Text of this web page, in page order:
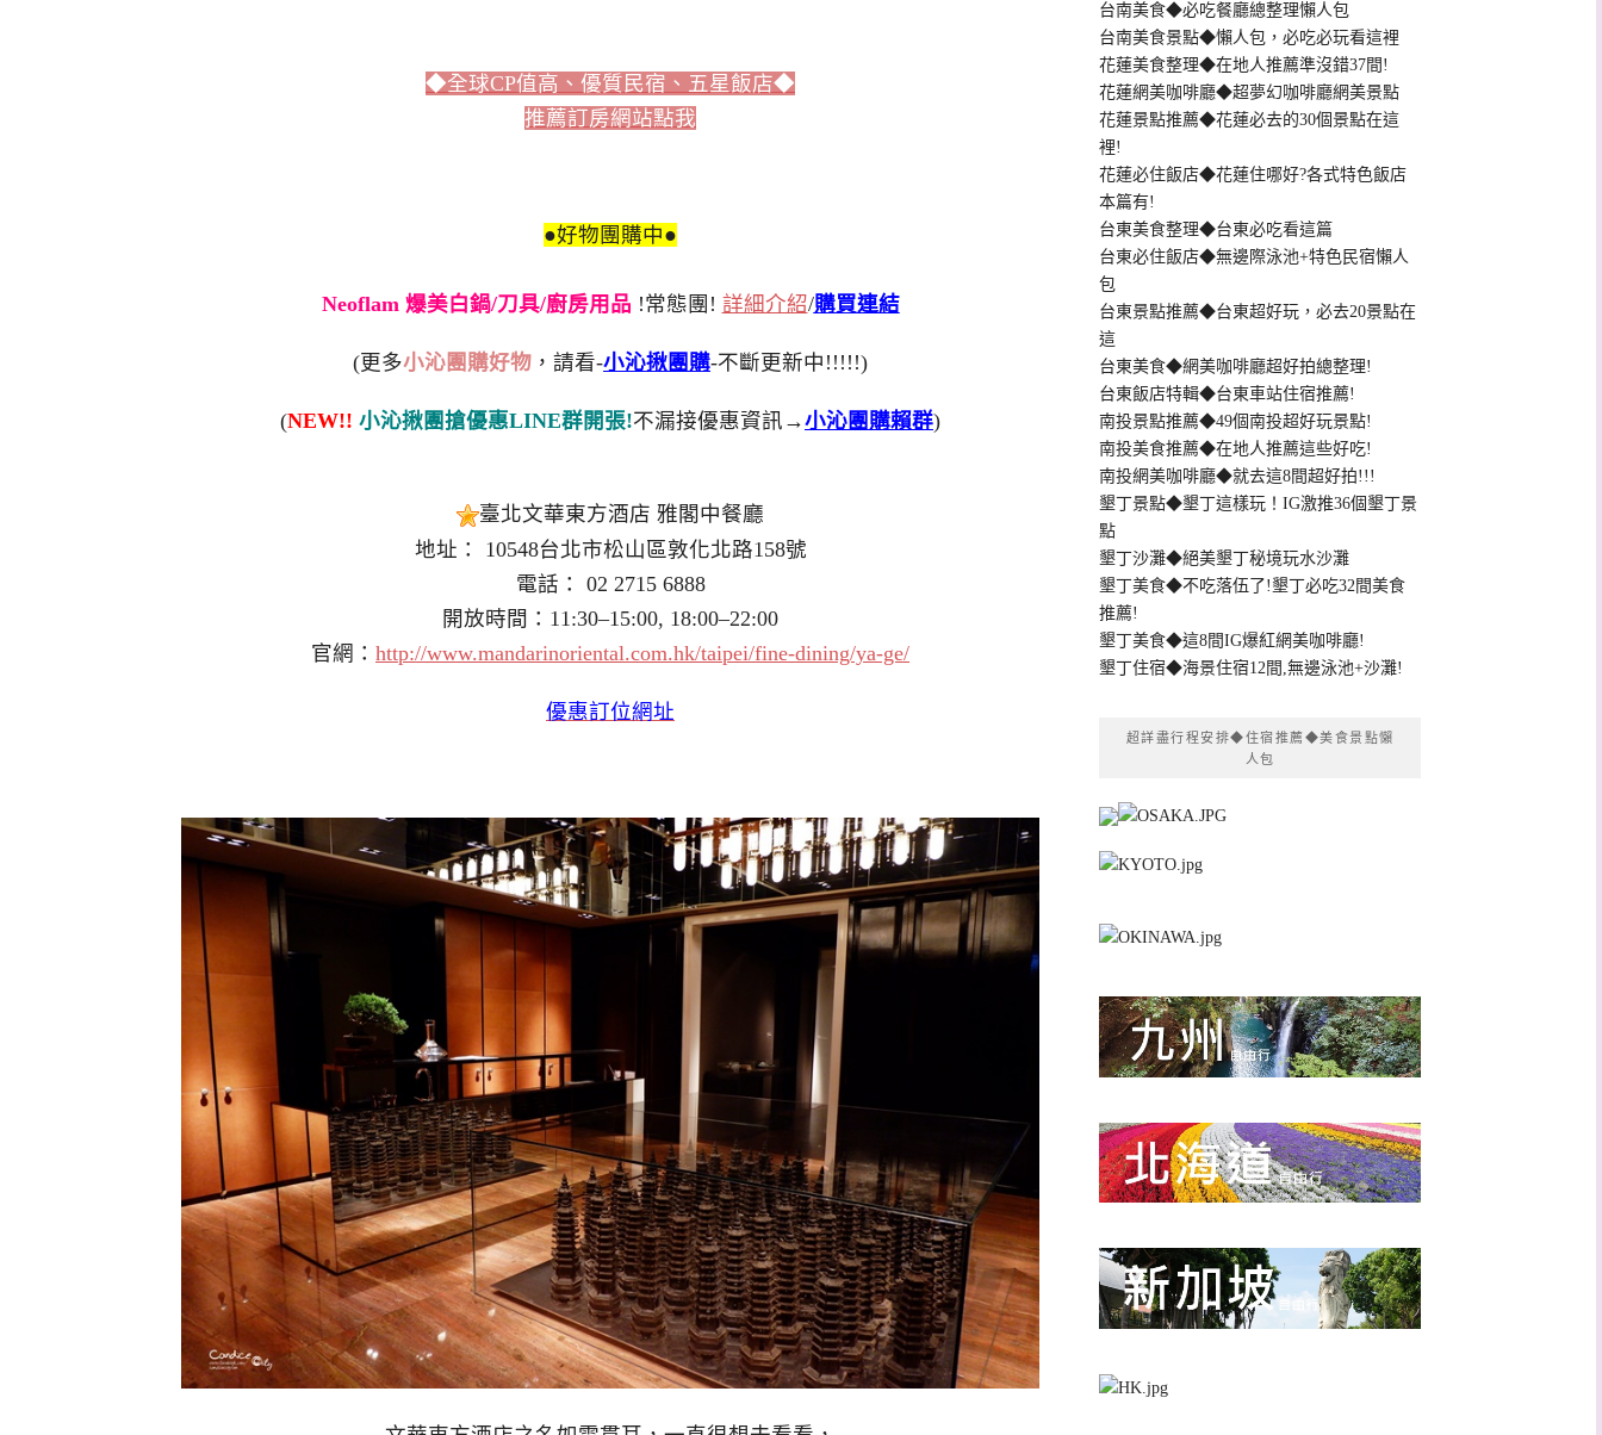
◆全球CP值高、優質民宿、五星飯店◆
推薦訂房網站點我
●好物團購中●
Neoflam 爆美白鍋/刀具/廚房用品 !常態團! 詳細介紹/購買連結
(更多小沁團購好物 ，請看-小沁揪團購-不斷更新中!!!!!)
(NEW!! 小沁揪團搶優惠LINE群開張!不漏接優惠資訊→小沁團購賴群)
臺北文華東方酒店 雅閣中餐廳
地址： 10548台北市松山區敦化北路158號
電話： 02 2715 6888
開放時間：11:30–15:00, 18:00–22:00
官網： http://www.mandarinoriental.com.hk/taipei/fine-dining/ya-ge/
優惠訂位網址
台南美食◆必吃餐廳總整理懶人包
台南美食景點◆懶人包，必吃必玩看這裡
花蓮美食整理◆在地人推薦準沒錯37間!
花蓮網美咖啡廳◆超夢幻咖啡廳網美景點
花蓮景點推薦◆花蓮必去的30個景點在這
裡!
花蓮必住飯店◆花蓮住哪好?各式特色飯店
本篇有!
台東美食整理◆台東必吃看這篇
台東必住飯店◆無邊際泳池+特色民宿懶人
包
台東景點推薦◆台東超好玩，必去20景點在
這
台東美食◆網美咖啡廳超好拍總整理!
台東飯店特輯◆台東車站住宿推薦!
南投景點推薦◆49個南投超好玩景點!
南投美食推薦◆在地人推薦這些好吃!
南投網美咖啡廳◆就去這8間超好拍!!!
墾丁景點◆墾丁這樣玩！IG激推36個墾丁景
點
墾丁沙灘◆絕美墾丁秘境玩水沙灘
墾丁美食◆不吃落伍了!墾丁必吃32間美食
推薦!
墾丁美食◆這8間IG爆紅網美咖啡廳!
墾丁住宿◆海景住宿12間,無邊泳池+沙灘!
超詳盡行程安排◆住宿推薦◆美食景點懶
人包